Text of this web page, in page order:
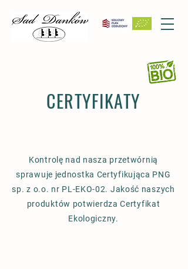
CERTYFIKATY
Kontrolę nad nasza przetwórnią
sprawuje jednostka Certyfikująca PNG
sp. z o.o. nr PL-EKO-02. Jakość naszych
produktów potwierdza Certyfikat
Ekologiczny.